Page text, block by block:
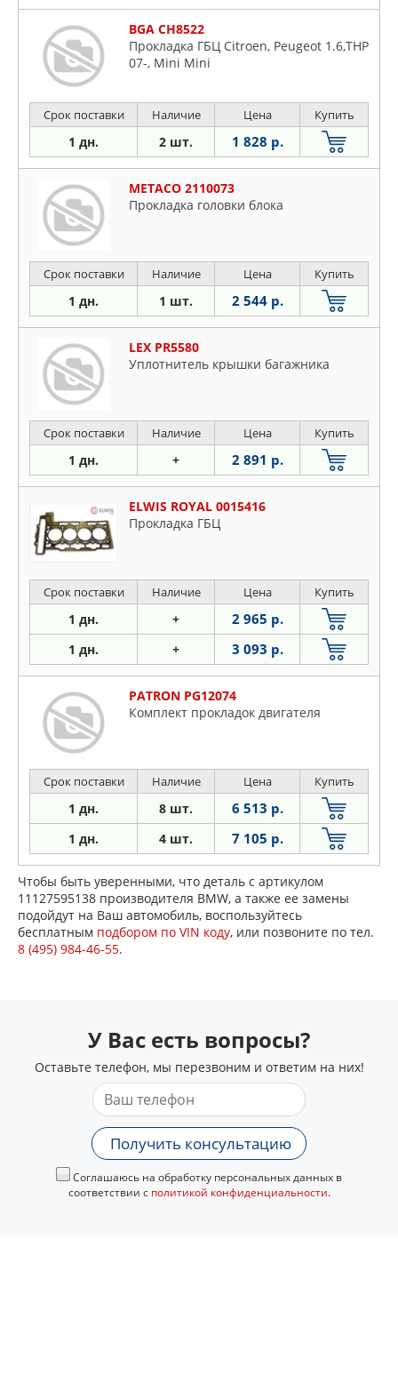
BGA CH8522
Прокладка ГБЦ Citroen, Peugeot 1.6,THP
07-, Mini Mini
Срок поставки Наличие Цена Купить
1 дн. 2 шт. 1 828 р.
METACO 2110073
Прокладка головки блока
Срок поставки Наличие Цена Купить
1 дн. 1 шт. 2 544 р.
LEX PR5580
Уплотнитель крышки багажника
Срок поставки Наличие Цена Купить
1 дн. + 2 891 р.
ELWIS ROYAL 0015416
Прокладка ГБЦ
Срок поставки Наличие Цена Купить
1 дн. + 2 965 р.
1 дн. + 3 093 р.
PATRON PG12074
Комплект прокладок двигателя
Срок поставки Наличие Цена Купить
1 дн. 8 шт. 6 513 р.
1 дн. 4 шт. 7 105 р.
Чтобы быть уверенными, что деталь с артикулом
11127595138 производителя BMW, а также ее замены
подойдут на Ваш автомобиль, воспользуйтесь
бесплатным подбором по VIN коду, или позвоните по тел.
8 (495) 984-46-55.
У Вас есть вопросы?
Оставьте телефон, мы перезвоним и ответим на них!
Получить консультацию
Соглашаюсь на обработку персональных данных в
соответствии с политикой конфиденциальности.